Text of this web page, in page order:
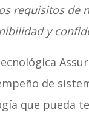
requisitos de
y
de
que pueda